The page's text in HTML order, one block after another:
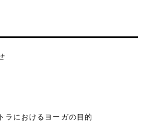
ラにおけるヨーガの目的